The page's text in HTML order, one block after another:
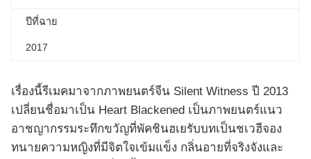
ปีที่ฉาย
2017
เรื่องนี้รีเมคมาจากภาพยนตร์จีน Silent Witness ปี 2013
เปลี่ยนชื่อมาเป็น Heart Blackened เป็นภาพยนตร์แนว
อาชญากรรมระทึกขวัญที่พัคชินฮเยรับบทเป็นชเวฮีจอง
ทนายความหญิงที่มีจิตใจเข้มแข็ง กลิ่นอายที่จริงจังและ